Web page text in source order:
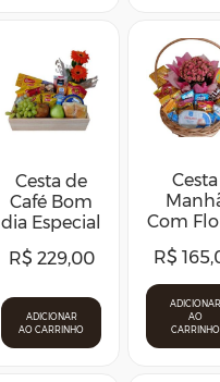
Cesta de
Café Bom
dia Especial
R$ 229,00
ADICIONAR
AO CARRINHO
Cesta
Com
R$
ADICIONAR
AO
CARRINHO